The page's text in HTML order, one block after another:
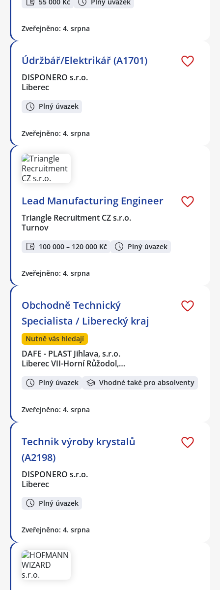
Zveřejněno: 4. srpna
Údržbář/Elektrikář (A1701)
DISPONERO s.r.o.
Liberec
Plný úvazek
Zveřejněno: 4. srpna
Lead Manufacturing Engineer
Triangle Recruitment CZ s.r.o.
Turnov
100 000 – 120 000 Kč Plný úvazek
Zveřejněno: 4. srpna
Obchodně Technický
Specialista / Liberecký kraj
Nutně vás hledají
DAFE - PLAST Jihlava, s.r.o.
Liberec VII-Horní Růžodol,…
Plný úvazek Vhodné také pro absolventy
Zveřejněno: 4. srpna
Technik výroby krystalů
(A2198)
DISPONERO s.r.o.
Liberec
Plný úvazek
Zveřejněno: 4. srpna